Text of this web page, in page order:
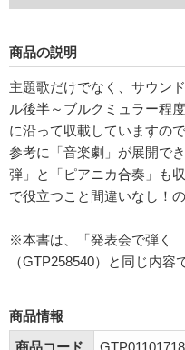
商品の説明
主題歌だけでなく、サウン
ル後半～ブルクミュラー程
に沿って収載していますの
参考に「音楽劇」が展開で
弾」と「ピアニカ合奏」も
で役立つこと間違いなし！の
※本書は、「発表会で弾く
（GTP258540）と同じ内容
商品情報
商品コード
GTP01101718